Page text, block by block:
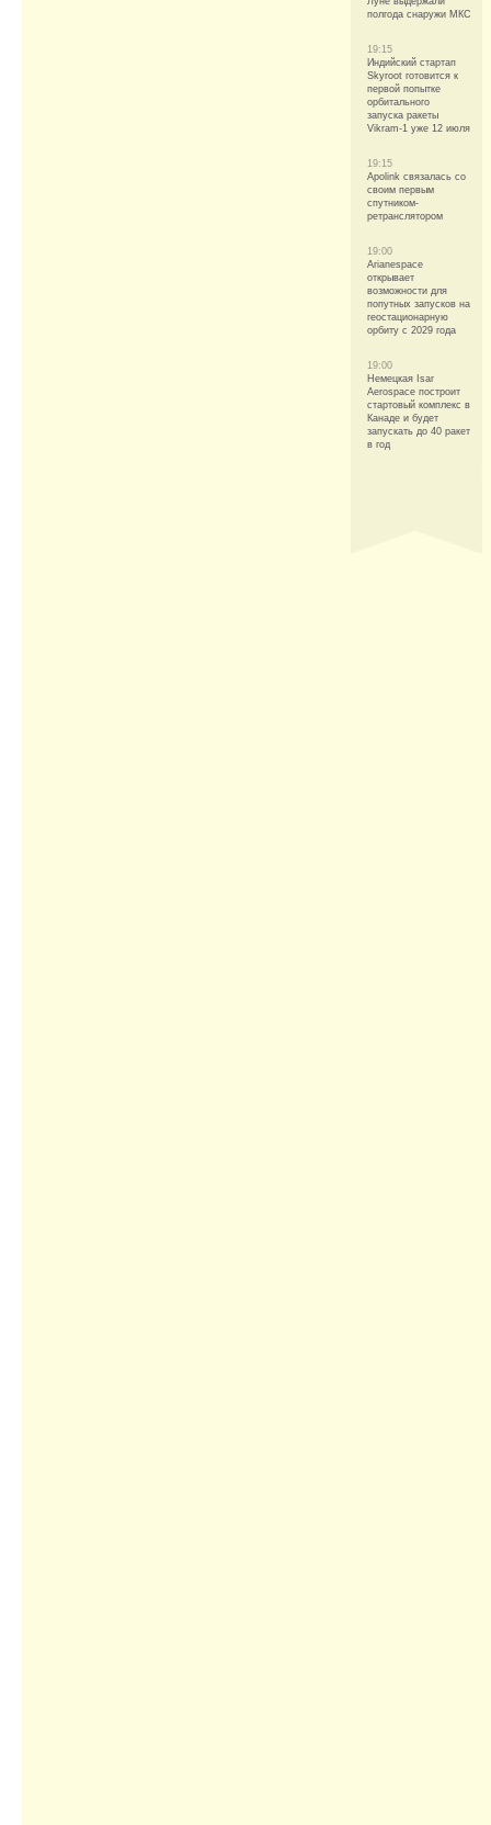
полгода снаружи МКС
19:15
Индийский стартап
Skyroot готовится к
первой попытке
орбитального
запуска ракеты
Vikram-1 уже 12 июля
19:15
Apolink связалась со
своим первым
спутником-
ретранслятором
19:00
Arianespace
открывает
возможности для
попутных запусков на
геостационарную
орбиту с 2029 года
19:00
Немецкая Isar
Aerospace построит
стартовый комплекс в
Канаде и будет
запускать до 40 ракет
в год